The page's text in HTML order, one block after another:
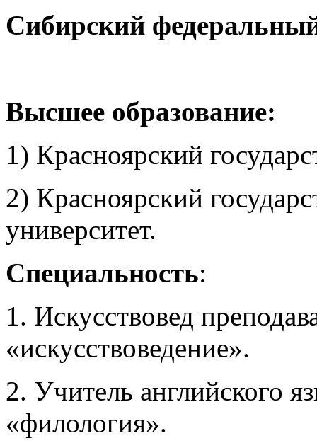
Сибирский
Высшее образование:
1) Красноярский
2) Красноярский
университет.
Специальность:
1. Искусствовед
«искусствоведение».
2. Учитель английского
«филология».